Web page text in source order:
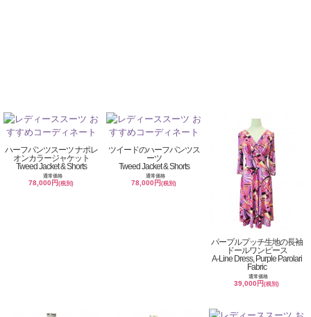
ハーフパンツスーツ ナポレ
オンカラージャケット
Tweed Jacket & Shorts
通常価格
78,000円(税別)
ツイードのハーフパンツス
ーツ
Tweed Jacket & Shorts
通常価格
78,000円(税別)
パープルプッチ生地の長袖
ドールワンピース
A-Line Dress, Purple Parolari
Fabric
通常価格
39,000円(税別)